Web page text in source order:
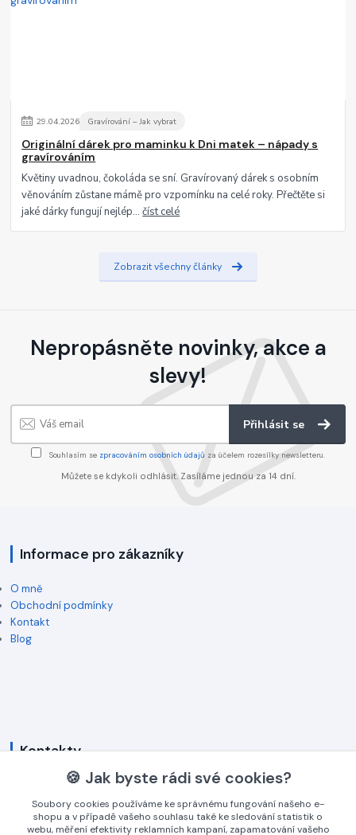
29.04.2026 Gravírování – Jak vybrat
Originální dárek pro maminku k Dni matek – nápady s
gravírováním
Květiny uvadnou, čokoláda se sní. Gravírovaný dárek s osobním
věnováním zůstane mámě pro vzpomínku na celé roky. Přečtěte si
jaké dárky fungují nejlép...číst celé
Zobrazit všechny články
Nepropásněte novinky, akce a
slevy!
Přihlásit se
Souhlasím se zpracováním osobních údajů za účelem rozesílky newsletteru.
Můžete se kdykoli odhlásit. Zasíláme jednou za 14 dní.
Informace pro zákazníky
O mně
Obchodní podmínky
Kontakt
Blog
Kontakty
+420 774 745 009
(Po-Pá, 8-16 hod.)
🍪 Jak byste rádi své cookies?
Soubory cookies používáme ke správnému fungování našeho e-
shopu a v případě vašeho souhlasu také ke sledování statistik o
webu, měření efektivity reklamních kampaní, zapamatování vašeho